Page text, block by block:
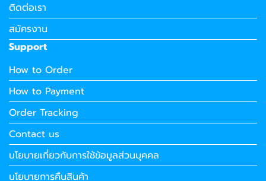
ติดต่อเรา
สมัครงาน
Support
How to Order
How to Payment
Order Tracking
Contact us
นโยบายเกี่ยวกับการใช้ข้อมูลส่วนบุคคล
นโยบายการคืนสินค้า